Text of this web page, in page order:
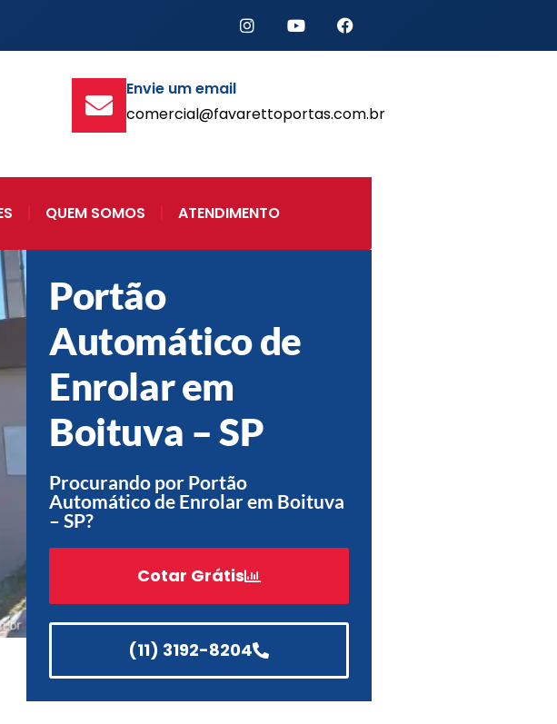
Envie um email
comercial@favarettoportas.com.br
QUEM SOMOS ATENDIMENTO
Portão
Automático de
Enrolar em
Boituva – SP
Procurando por Portão
Automático de Enrolar em Boituva
– SP?
Cotar Grátis
(11) 3192-8204